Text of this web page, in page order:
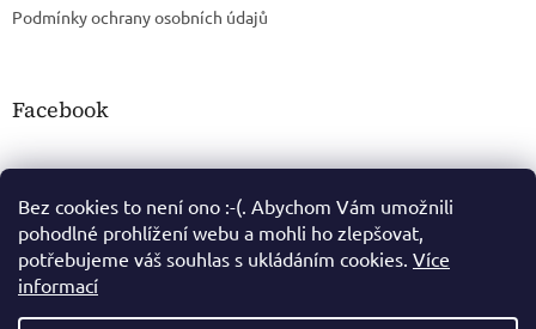
Bez cookies to není ono :-(. Abychom Vám umožnili
pohodlné prohlížení webu a mohli ho zlepšovat,
potřebujeme váš souhlas s ukládáním cookies. Více
informací
Podmínky ochrany osobních údajů
Facebook